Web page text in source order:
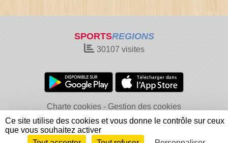
SPORTSREGIONS
30107 visites
Charte cookies
Gestion des cookies
Informations légales
Signaler un contenu inapproprié
Ce site utilise des cookies et vous donne le contrôle sur ceux
que vous souhaitez activer